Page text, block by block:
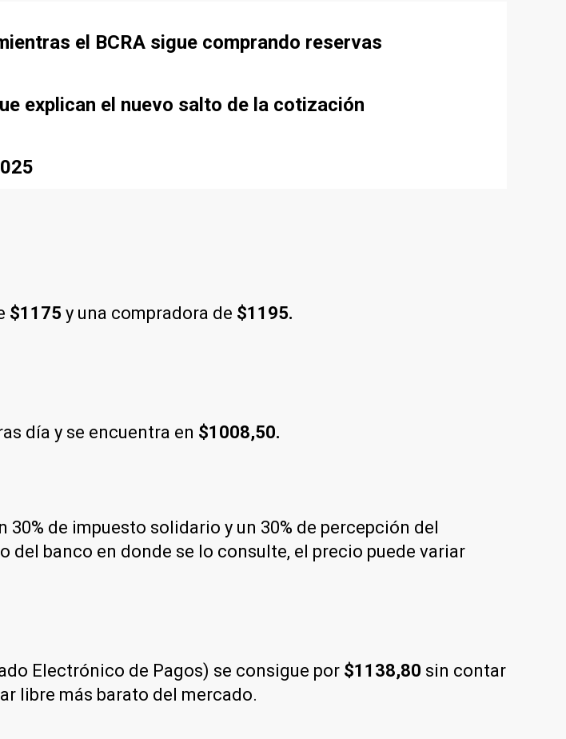
el BCRA sigue comprando reservas
explican el nuevo salto de la cotización
$1175 y una compradora de $1195.
día y se encuentra en $1008,50.
30% de impuesto solidario y un 30% de percepción del
del banco en donde se lo consulte, el precio puede variar
Electrónico de Pagos) se consigue por $1138,80 sin contar
libre más barato del mercado.